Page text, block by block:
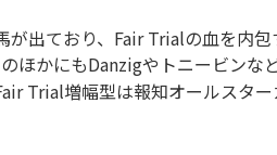
出ており、Fair Trialの血を内包
ほかにもDanzigやトニービンな
Trial増幅型は報知オールスタ